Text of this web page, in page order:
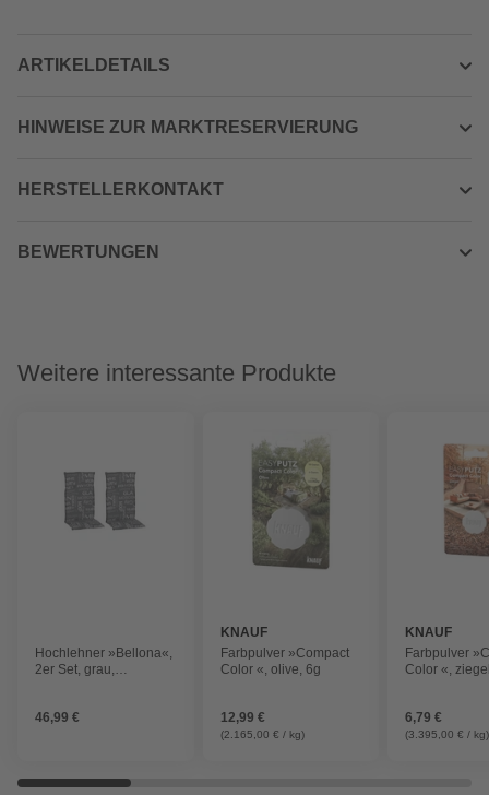
ARTIKELDETAILS
HINWEISE ZUR MARKTRESERVIERUNG
HERSTELLERKONTAKT
BEWERTUNGEN
Weitere interessante Produkte
Hochlehner »Bellona«,
2er Set, grau,
46,99 €
KNAUF
Farbpulver »Compact
Color «, olive, 6g
12,99 €
(2.165,00 € / kg)
KNAUF
Farbpulver
Color «,
6,79 €
(3.395,00 € / kg)